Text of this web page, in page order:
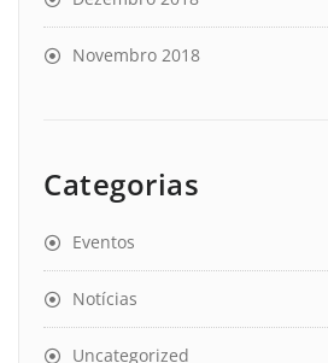
Novembro 2018
Categorias
Eventos
Notícias
Uncategorized